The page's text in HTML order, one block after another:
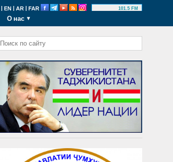
| EN | AR | FAR 101.5 FM
О нас